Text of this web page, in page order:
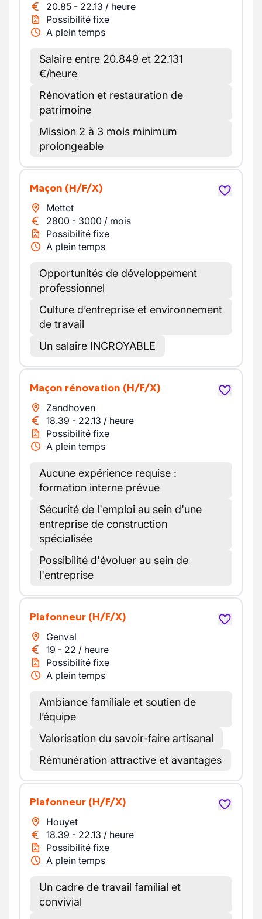
20.85 - 22.13 / heure
Possibilité fixe
A plein temps
Salaire entre 20.849 et 22.131
€/heure
Rénovation et restauration de
patrimoine
Mission 2 à 3 mois minimum
prolongeable
Maçon (H/F/X)
Mettet
2800 - 3000 / mois
Possibilité fixe
A plein temps
Opportunités de développement
professionnel
Culture d’entreprise et environnement
de travail
Un salaire INCROYABLE
Maçon rénovation (H/F/X)
Zandhoven
18.39 - 22.13 / heure
Possibilité fixe
A plein temps
Aucune expérience requise :
formation interne prévue
Sécurité de l'emploi au sein d'une
entreprise de construction
spécialisée
Possibilité d'évoluer au sein de
l'entreprise
Plafonneur (H/F/X)
Genval
19 - 22 / heure
Possibilité fixe
A plein temps
Ambiance familiale et soutien de
l’équipe
Valorisation du savoir-faire artisanal
Rémunération attractive et avantages
Plafonneur (H/F/X)
Houyet
18.39 - 22.13 / heure
Possibilité fixe
A plein temps
Un cadre de travail familial et
convivial